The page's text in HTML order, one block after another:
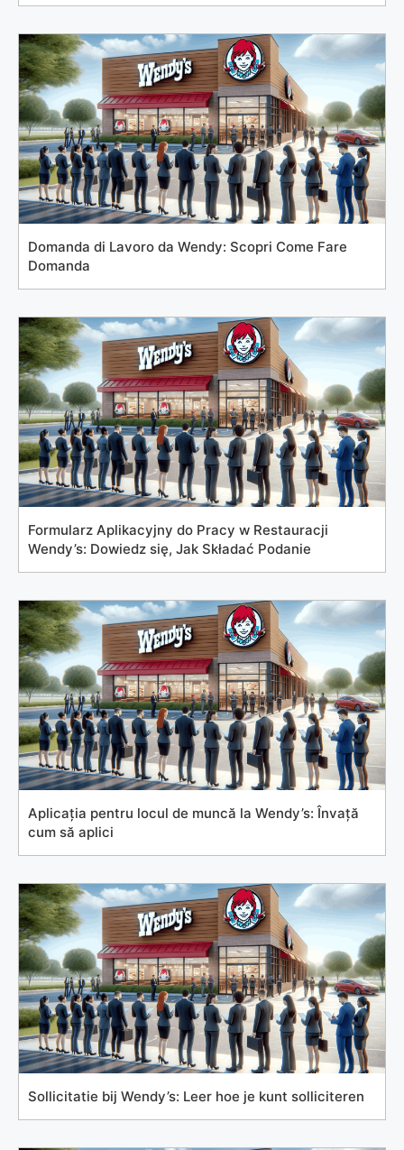
Domanda di Lavoro da Wendy: Scopri Come Fare
Domanda
Formularz Aplikacyjny do Pracy w Restauracji
Wendy’s: Dowiedz się, Jak Składać Podanie
Aplicația pentru locul de muncă la Wendy’s: Învață
cum să aplici
Sollicitatie bij Wendy’s: Leer hoe je kunt solliciteren